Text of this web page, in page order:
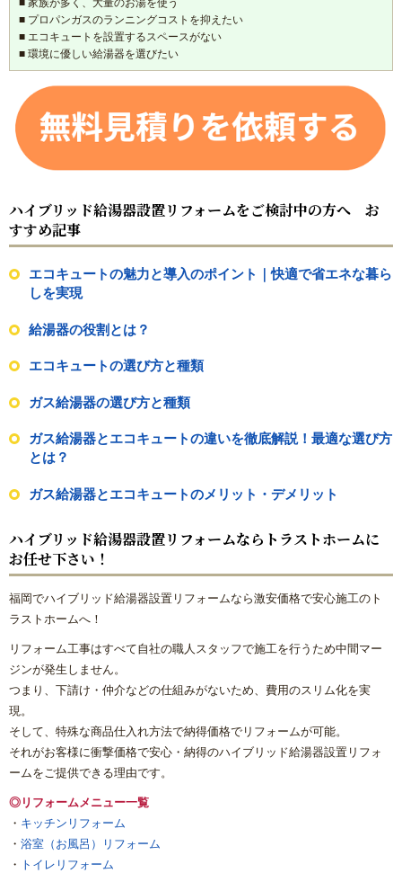
■ 家族が多く、大量のお湯を使う
■ プロパンガスのランニングコストを抑えたい
■ エコキュートを設置するスペースがない
■ 環境に優しい給湯器を選びたい
ハイブリッド給湯器設置リフォームをご検討中の方へ お
すすめ記事
エコキュートの魅力と導入のポイント｜快適で省エネな暮ら
しを実現
給湯器の役割とは？
エコキュートの選び方と種類
ガス給湯器の選び方と種類
ガス給湯器とエコキュートの違いを徹底解説！最適な選び方
とは？
ガス給湯器とエコキュートのメリット・デメリット
ハイブリッド給湯器設置リフォームならトラストホームに
お任せ下さい！
福岡でハイブリッド給湯器設置リフォームなら激安価格で安心施工のト
ラストホームへ！
リフォーム工事はすべて自社の職人スタッフで施工を行うため中間マー
ジンが発生しません。
つまり、下請け・仲介などの仕組みがないため、費用のスリム化を実
現。
そして、特殊な商品仕入れ方法で納得価格でリフォームが可能。
それがお客様に衝撃価格で安心・納得のハイブリッド給湯器設置リフォ
ームをご提供できる理由です。
◎リフォームメニュー一覧
・ キッチンリフォーム
・ 浴室（お風呂）リフォーム
・ トイレリフォーム